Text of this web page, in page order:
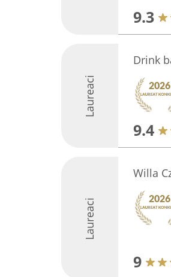
9.3
Laureaci
Drink
9.4
Laureaci
Willa
9